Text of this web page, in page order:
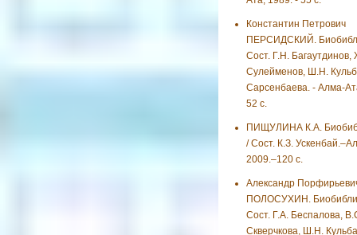
Константин Петрович
ПЕРСИДСКИЙ.
Сост. Г.Н.
Сулейменов, Ш.Н.
Сарсенбаева. - Алма-
52 с.
ПИЩУЛИНА К.А.
/ Сост. К.З.
2009.–120 с.
Александр
ПОЛОСУХИН.
Сост. Г.А. Беспалова,
Скверчкова, Ш.Н.